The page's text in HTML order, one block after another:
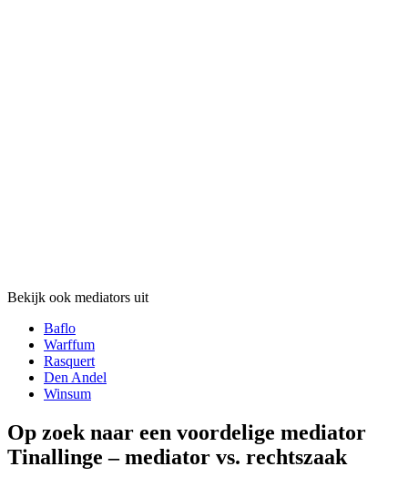
Bekijk ook mediators uit
Baflo
Warffum
Rasquert
Den Andel
Winsum
Op zoek naar een voordelige mediator
Tinallinge – mediator vs. rechtszaak